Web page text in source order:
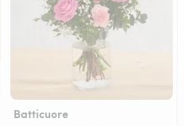
Batticuore